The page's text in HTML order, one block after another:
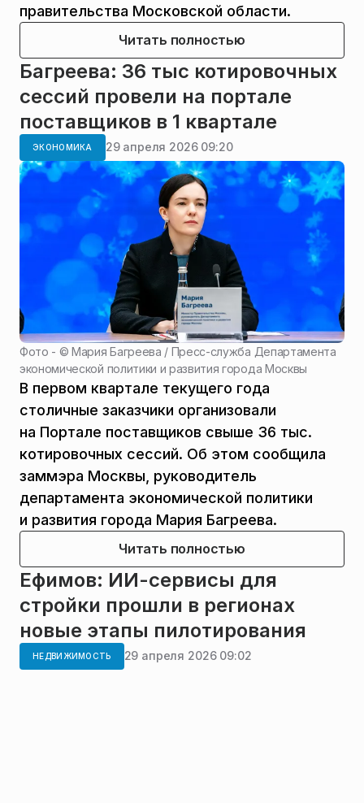
правительства Московской области.
Читать полностью
Багреева: 36 тыс котировочных
сессий провели на портале
поставщиков в 1 квартале
ЭКОНОМИКА 29 апреля 2026 09:20
Фото - ©Мария Багреева / Пресс-служба Департамента
экономической политики и развития города Москвы
В первом квартале текущего года
столичные заказчики организовали
на Портале поставщиков свыше 36 тыс.
котировочных сессий. Об этом сообщила
заммэра Москвы, руководитель
департамента экономической политики
и развития города Мария Багреева.
Читать полностью
Ефимов: ИИ-сервисы для
стройки прошли в регионах
новые этапы пилотирования
НЕДВИЖИМОСТЬ 29 апреля 2026 09:02